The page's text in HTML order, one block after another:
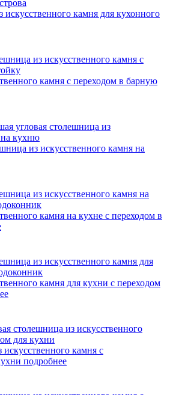
искусственного камня для кухонного
камня с переходом в барную
из искусственного камня на
камня на кухне с переходом в
камня для кухни с переходом
камня с
подробнее